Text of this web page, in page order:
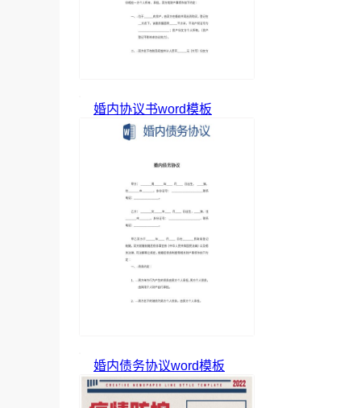
婚内协议书word模板
婚内债务协议word模板